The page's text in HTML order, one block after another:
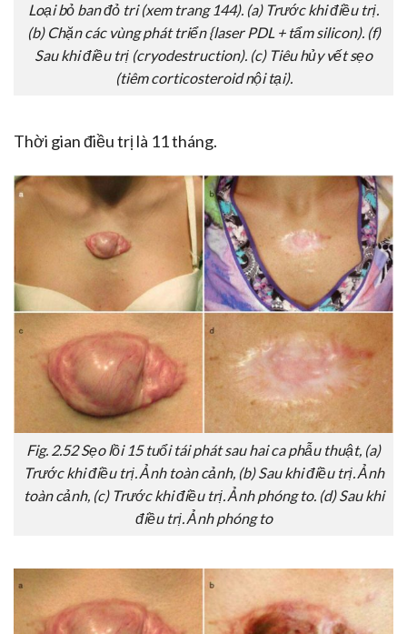
Loại bỏ ban đỏ tri (xem trang 144). (a) Trước khi điều trị.
(b) Chặn các vùng phát triển {laser PDL + tẩm silicon). (f)
Sau khi điều trị (cryodestruction). (c) Tiêu hủy vết sẹo
(tiêm corticosteroid nội tại).
Thời gian điều trị là 11 tháng.
Fig. 2.52 Sẹo lồi 15 tuổi tái phát sau hai ca phẫu thuật, (a)
Trước khi điều trị. Ảnh toàn cảnh, (b) Sau khi điều trị. Ảnh
toàn cảnh, (c) Trước khi điều trị. Ảnh phóng to. (d) Sau khi
điều trị. Ảnh phóng to